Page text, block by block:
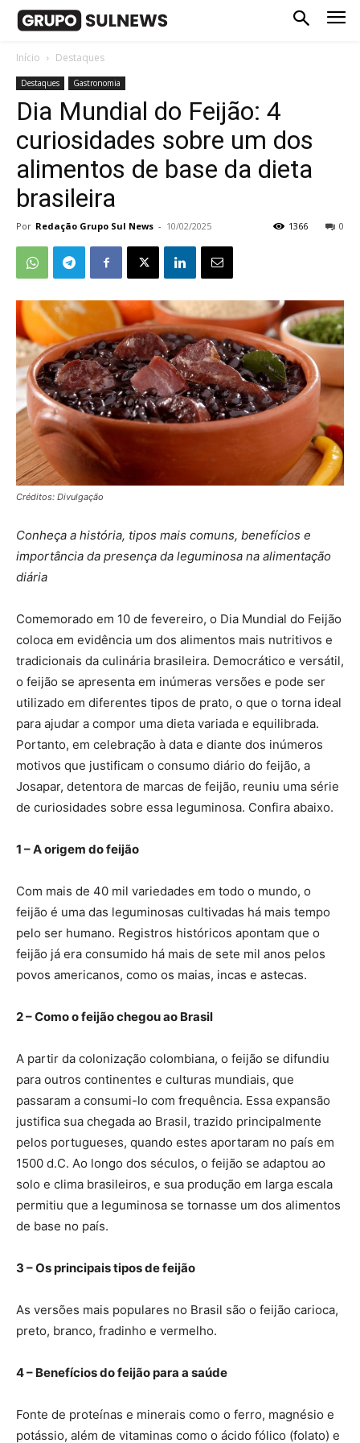
Início Destaques
Destaques Gastronomia
Dia Mundial do Feijão: 4
curiosidades sobre um dos
alimentos de base da dieta
brasileira
Por Redação Grupo Sul News - 10/02/2025 0
1366
Créditos: Divulgação
Conheça a história, tipos mais comuns, benefícios e
importância da presença da leguminosa na alimentação
diária
Comemorado em 10 de fevereiro, o Dia Mundial do Feijão
coloca em evidência um dos alimentos mais nutritivos e
tradicionais da culinária brasileira. Democrático e versátil,
o feijão se apresenta em inúmeras versões e pode ser
utilizado em diferentes tipos de prato, o que o torna ideal
para ajudar a compor uma dieta variada e equilibrada.
Portanto, em celebração à data e diante dos inúmeros
motivos que justificam o consumo diário do feijão, a
Josapar, detentora de marcas de feijão, reuniu uma série
de curiosidades sobre essa leguminosa. Confira abaixo.
1 – A origem do feijão
Com mais de 40 mil variedades em todo o mundo, o
feijão é uma das leguminosas cultivadas há mais tempo
pelo ser humano. Registros históricos apontam que o
feijão já era consumido há mais de sete mil anos pelos
povos americanos, como os maias, incas e astecas.
2 – Como o feijão chegou ao Brasil
A partir da colonização colombiana, o feijão se difundiu
para outros continentes e culturas mundiais, que
passaram a consumi-lo com frequência. Essa expansão
justifica sua chegada ao Brasil, trazido principalmente
pelos portugueses, quando estes aportaram no país em
1500 d.C. Ao longo dos séculos, o feijão se adaptou ao
solo e clima brasileiros, e sua produção em larga escala
permitiu que a leguminosa se tornasse um dos alimentos
de base no país.
3 – Os principais tipos de feijão
As versões mais populares no Brasil são o feijão carioca,
preto, branco, fradinho e vermelho.
4 – Benefícios do feijão para a saúde
Fonte de proteínas e minerais como o ferro, magnésio e
potássio, além de vitaminas como o ácido fólico (folato) e